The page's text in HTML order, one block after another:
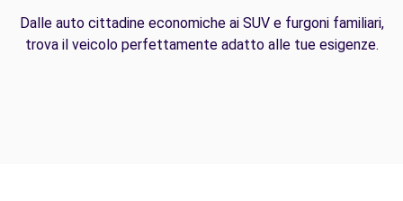
Dalle auto cittadine economiche ai SUV e furgoni familiari,
trova il veicolo perfettamente adatto alle tue esigenze.